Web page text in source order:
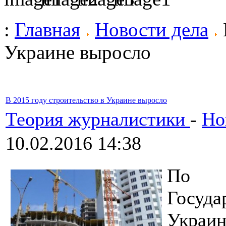
: Главная Новости дела
Украине выросло
В 2015 году строительство в Украине выросло
Теория журналистики -
10.02.2016 14:38
По